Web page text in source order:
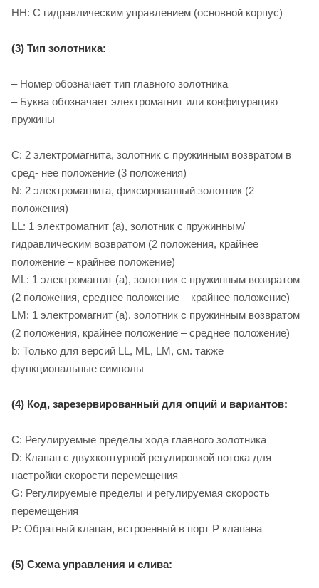
HH: С гидравлическим управлением (основной корпус)
(3) Тип золотника:
– Номер обозначает тип главного золотника
– Буква обозначает электромагнит или конфигурацию
пружины
C: 2 электромагнита, золотник с пружинным возвратом в
сред- нее положение (3 положения)
N: 2 электромагнита, фиксированный золотник (2
положения)
LL: 1 электромагнит (a), золотник с пружинным/
гидравлическим возвратом (2 положения, крайнее
положение – крайнее положение)
ML: 1 электромагнит (a), золотник с пружинным возвратом
(2 положения, среднее положение – крайнее положение)
LM: 1 электромагнит (a), золотник с пружинным возвратом
(2 положения, крайнее положение – среднее положение)
b: Только для версий LL, ML, LM, см. также
функциональные символы
(4) Код, зарезервированный для опций и вариантов:
C: Регулируемые пределы хода главного золотника
D: Клапан с двухконтурной регулировкой потока для
настройки скорости перемещения
G: Регулируемые пределы и регулируемая скорость
перемещения
P: Обратный клапан, встроенный в порт P клапана
(5) Схема управления и слива: